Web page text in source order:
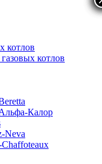
котлов
котлов
Калор
Neva